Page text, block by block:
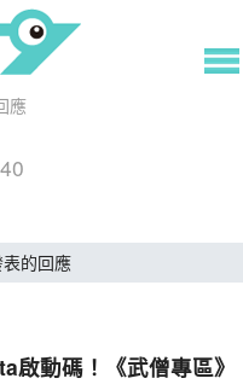
應
的回應
動碼！《武僧專區》